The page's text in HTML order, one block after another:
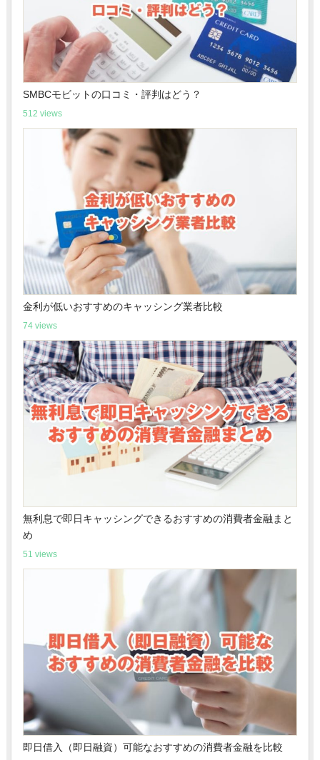
SMBCモビットの口コミ・評判はどう？
512 views
金利が低いおすすめのキャッシング業者比較
74 views
無利息で即日キャッシングできるおすすめの消費者金融まと
め
51 views
即日借入（即日融資）可能なおすすめの消費者金融を比較